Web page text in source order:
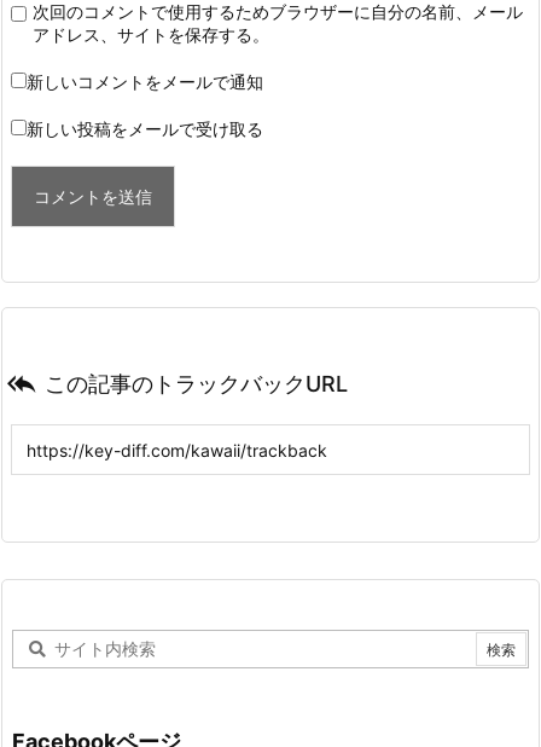
次回のコメントで使用するためブラウザーに自分の名前、メール
アドレス、サイトを保存する。
新しいコメントをメールで通知
新しい投稿をメールで受け取る
 この記事のトラックバックURL